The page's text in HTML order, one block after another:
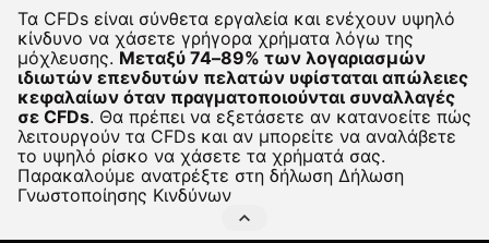
Τα CFDs είναι σύνθετα εργαλεία και ενέχουν υψηλό
κίνδυνο να χάσετε γρήγορα χρήματα λόγω της
μόχλευσης. Μεταξύ 74–89% των λογαριασμών
ιδιωτών επενδυτών πελατών υφίσταται απώλειες
κεφαλαίων όταν πραγματοποιούνται συναλλαγές
σε CFDs. Θα πρέπει να εξετάσετε αν κατανοείτε πώς
λειτουργούν τα CFDs και αν μπορείτε να αναλάβετε
το υψηλό ρίσκο να χάσετε τα χρήματά σας.
Παρακαλούμε ανατρέξτε στη δήλωση Δήλωση
Γνωστοποίησης Κινδύνων